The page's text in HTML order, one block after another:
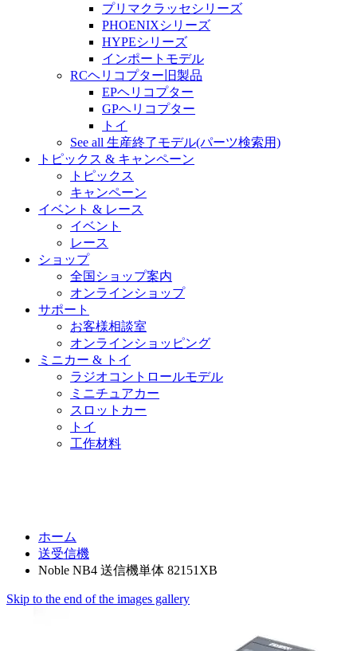
プリマクラッセシリーズ
PHOENIXシリーズ
HYPEシリーズ
インポートモデル
RCヘリコプター旧製品
EPヘリコプター
GPヘリコプター
トイ
See all 生産終了モデル(パーツ検索用)
トピックス & キャンペーン
トピックス
キャンペーン
イベント & レース
イベント
レース
ショップ
全国ショップ案内
オンラインショップ
サポート
お客様相談室
オンラインショッピング
ミニカー & トイ
ラジオコントロールモデル
ミニチュアカー
スロットカー
トイ
工作材料
ホーム
送受信機
Noble NB4 送信機単体 82151XB
Skip to the end of the images gallery